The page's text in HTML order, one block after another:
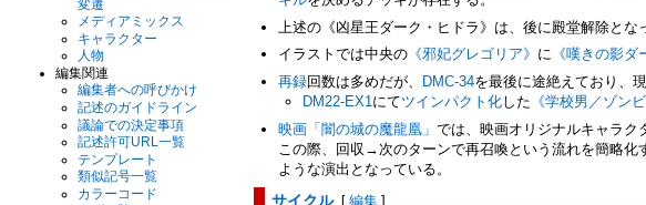
変遷
メディアミックス
キャラクター
人物
編集関連
編集者への呼びかけ
記述のガイドライン
議論での決定事項
記述許可URL一覧
テンプレート
類似記号一覧
カラーコード
上述の《凶星王ダーク・ヒドラ》は、後に殿堂解除とな
イラストでは中央の《邪妃グレゴリア》 に 《嘆きの影ダ
再録回数は多めだが、 DMC-34を最後に途絶えており、
DM22-EX1にてツインパクト化した 《学校男／ゾン
映画「闇の城の魔龍凰」 では、映画オリジナルキャラク
この際、回収→次のターンで再召喚という流れを簡略化
ような演出となっている。
サイクル [編集]